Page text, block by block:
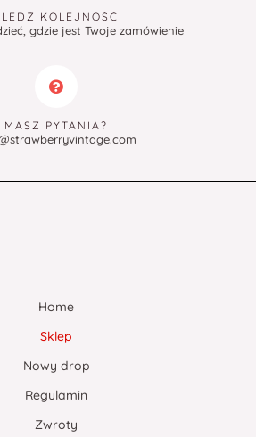
KOLEJNOŚĆ
gdzie jest Twoje zamówienie
MASZ PYTANIA?
Home
Sklep
Nowy drop
Regulamin
Zwroty